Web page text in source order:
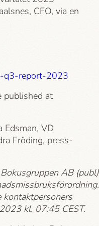
CFO, via en
q3-report-2023
published at
Edsman, VD
Fröding, press­
AB (publ)
kontaktpersoners
kl. 07:45 CEST.